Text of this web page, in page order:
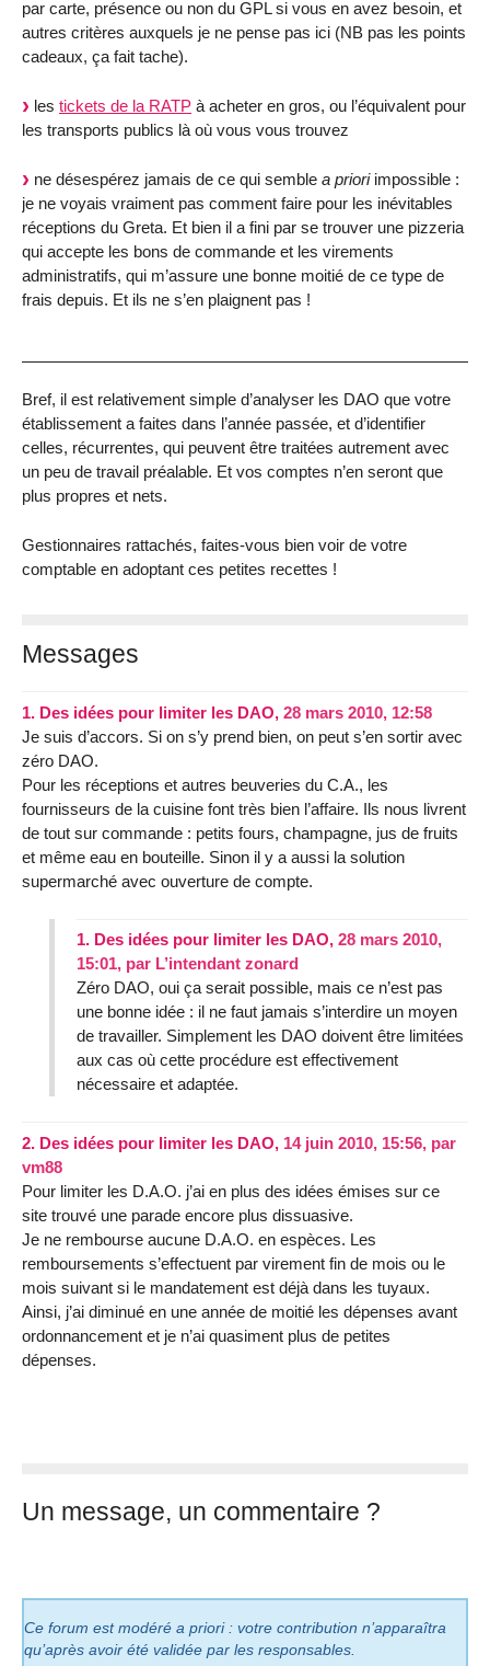
par carte, présence ou non du GPL si vous en avez besoin, et
autres critères auxquels je ne pense pas ici (NB pas les points
cadeaux, ça fait tache).
les tickets de la RATP à acheter en gros, ou l’équivalent pour
les transports publics là où vous vous trouvez
ne désespérez jamais de ce qui semble a prioriimpossible :
je ne voyais vraiment pas comment faire pour les inévitables
réceptions du Greta. Et bien il a fini par se trouver une pizzeria
qui accepte les bons de commande et les virements
administratifs, qui m’assure une bonne moitié de ce type de
frais depuis. Et ils ne s’en plaignent pas !
Bref, il est relativement simple d’analyser les DAO que votre
établissement a faites dans l’année passée, et d’identifier
celles, récurrentes, qui peuvent être traitées autrement avec
un peu de travail préalable. Et vos comptes n’en seront que
plus propres et nets.
Gestionnaires rattachés, faites-vous bien voir de votre
comptable en adoptant ces petites recettes !
Messages
1. Des idées pour limiter les DAO, 28 mars 2010, 12:58
Je suis d’accors. Si on s’y prend bien, on peut s’en sortir avec
zéro DAO.
Pour les réceptions et autres beuveries du C.A., les
fournisseurs de la cuisine font très bien l’affaire. Ils nous livrent
de tout sur commande : petits fours, champagne, jus de fruits
et même eau en bouteille. Sinon il y a aussi la solution
supermarché avec ouverture de compte.
1. Des idées pour limiter les DAO, 28 mars 2010,
15:01, par L’intendant zonard
Zéro DAO, oui ça serait possible, mais ce n’est pas
une bonne idée : il ne faut jamais s’interdire un moyen
de travailler. Simplement les DAO doivent être limitées
aux cas où cette procédure est effectivement
nécessaire et adaptée.
2. Des idées pour limiter les DAO, 14 juin 2010, 15:56, par
vm88
Pour limiter les D.A.O. j’ai en plus des idées émises sur ce
site trouvé une parade encore plus dissuasive.
Je ne rembourse aucune D.A.O. en espèces. Les
remboursements s’effectuent par virement fin de mois ou le
mois suivant si le mandatement est déjà dans les tuyaux.
Ainsi, j’ai diminué en une année de moitié les dépenses avant
ordonnancement et je n’ai quasiment plus de petites
dépenses.
Un message, un commentaire ?
Ce forum est modéré a priori : votre contribution n’apparaîtra
qu’après avoir été validée par les responsables.